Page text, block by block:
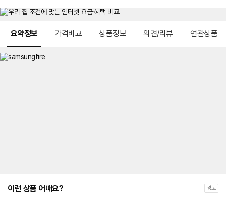
요약정보 가격비교 상품정보 의견/리뷰 연관상품
이런 상품 어때요? 광고